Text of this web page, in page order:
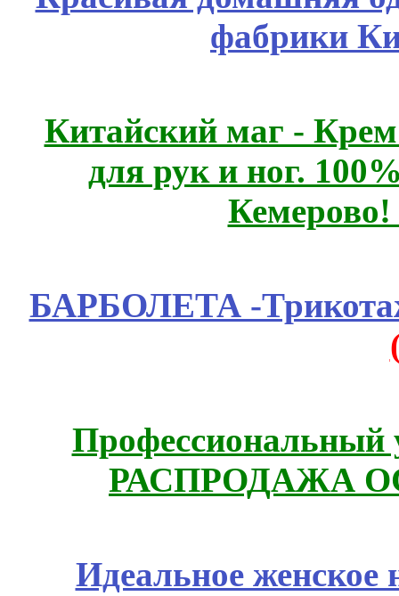
фабрики
Китайский маг -
для рук и ног.
БАРБОЛЕТА -
Профессиональный
РАСПРОДАЖА
Идеальное женское